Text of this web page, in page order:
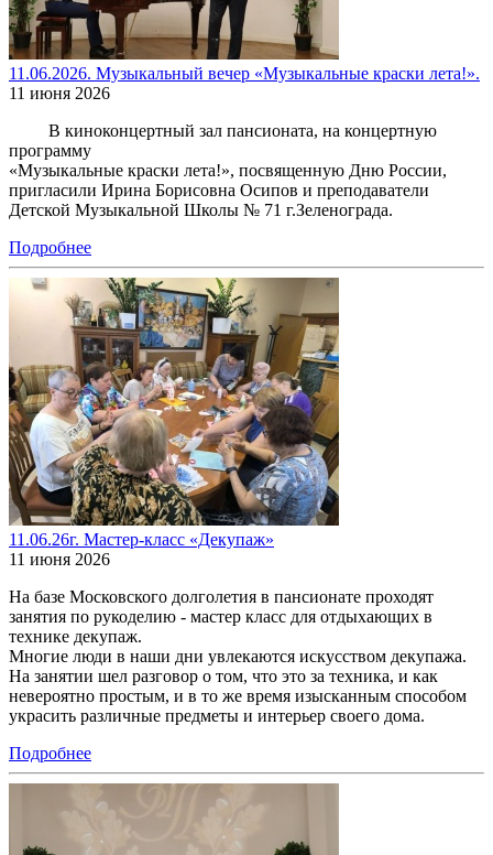
11.06.2026. Музыкальный вечер «Музыкальные краски лета!».
11 июня 2026
В киноконцертный зал пансионата, на концертную
программу
«Музыкальные краски лета!», посвященную Дню России,
пригласили Ирина Борисовна Осипов и преподаватели
Детской Музыкальной Школы № 71 г.Зеленограда.
Подробнее
11.06.26г. Мастер-класс «Декупаж»
11 июня 2026
На базе Московского долголетия в пансионате проходят
занятия по рукоделию - мастер класс для отдыхающих в
технике декупаж.
Многие люди в наши дни увлекаются искусством декупажа.
На занятии шел разговор о том, что это за техника, и как
невероятно простым, и в то же время изысканным способом
украсить различные предметы и интерьер своего дома.
Подробнее